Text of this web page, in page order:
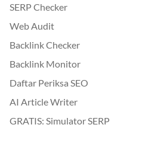
SERP Checker
Web Audit
Backlink Checker
Backlink Monitor
Daftar Periksa SEO
AI Article Writer
GRATIS: Simulator SERP